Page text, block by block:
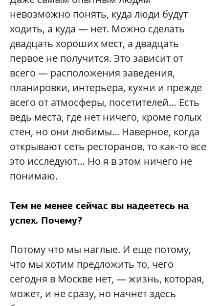
невозможно понять, куда люди будут
ходить, а куда — нет. Можно сделать
двадцать хороших мест, а двадцать
первое не получится. Это зависит от
всего — расположения заведения,
планировки, интерьера, кухни и прежде
всего от атмосферы, посетителей… Есть
ведь места, где нет ничего, кроме голых
стен, но они любимы... Наверное, когда
открывают сеть ресторанов, то как-то все
это исследуют… Но я в этом ничего не
понимаю.
Тем не менее сейчас вы надеетесь на
успех. Почему?
Потому что мы наглые. И еще потому,
что мы хотим предложить то, чего
сегодня в Москве нет, — жизнь, которая,
может, и не сразу, но начнет здесь